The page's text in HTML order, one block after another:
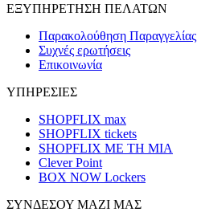
ΕΞΥΠΗΡΕΤΗΣΗ ΠΕΛΑΤΩΝ
Παρακολούθηση Παραγγελίας
Συχνές ερωτήσεις
Επικοινωνία
ΥΠΗΡΕΣΙΕΣ
SHOPFLIX max
SHOPFLIX tickets
SHOPFLIX ΜΕ ΤΗ ΜΙΑ
Clever Point
BOX NOW Lockers
ΣΥΝΔΕΣΟΥ ΜΑΖΙ ΜΑΣ